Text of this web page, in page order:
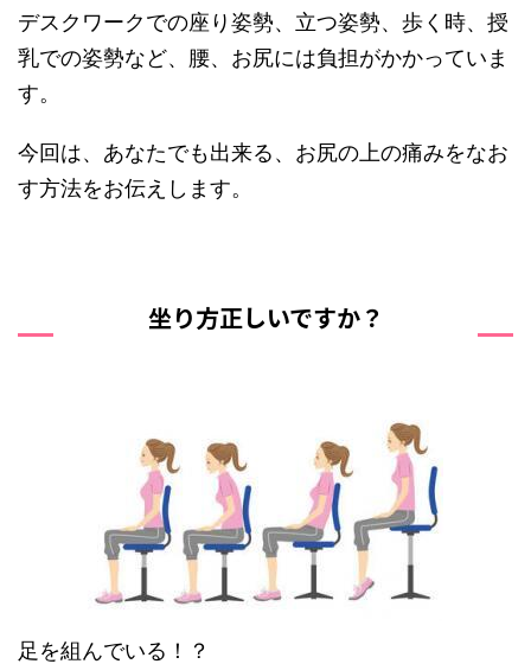
デスクワークでの座り姿勢、立つ姿勢、歩く時、授
乳での姿勢など、腰、お尻には負担がかかっていま
す。
今回は、あなたでも出来る、お尻の上の痛みをなお
す方法をお伝えします。
坐り方正しいですか？
足を組んでいる！？